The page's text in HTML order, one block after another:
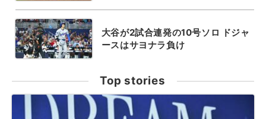
大谷が2試合連発の10号ソロ ドジャ
ースはサヨナラ負け
Top stories